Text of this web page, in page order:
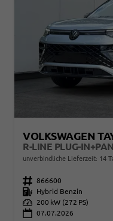
VOLKSWAGEN
unverbindliche Lieferzeit: 14
Fahrzeugnr. 866600
Kraftstoff
Hybrid Benzin
Leistung
200 kW (272 PS)
07.07.2026